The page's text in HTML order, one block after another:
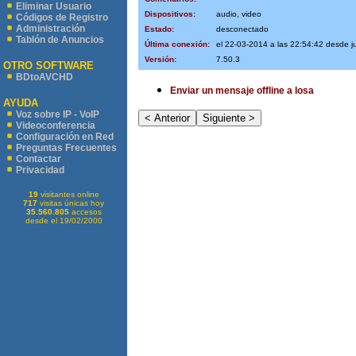
Eliminar Usuario
Códigos de Registro
Administración
Tablón de Anuncios
OTRO SOFTWARE
BDtoAVCHD
AYUDA
Voz sobre IP - VoIP
Videoconferencia
Configuración en Red
Preguntas Frecuentes
Contactar
Privacidad
19visitantes online
717 visitas únicas hoy
35.560.805accesos
desde el 19/02/2000
Dispositivos:
audio, video
Estado:
desconectado
Última conexión:
el 22-03-2014 a las 22:54:42 desde
Versión:
7.50.3
Enviar un mensaje offline a losa